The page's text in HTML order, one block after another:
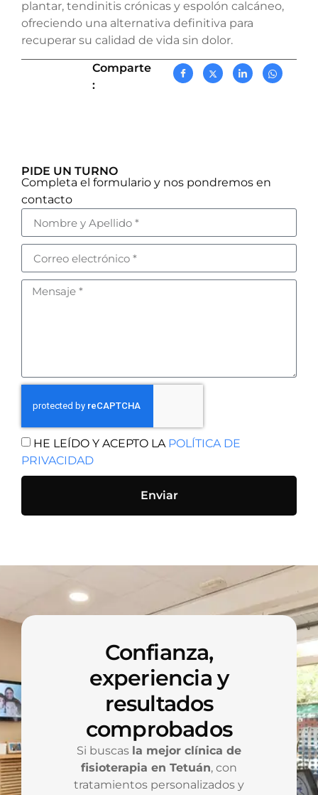
plantar, tendinitis crónicas y espolón calcáneo,
ofreciendo una alternativa definitiva para
recuperar su calidad de vida sin dolor.
Comparte
:
PIDE UN TURNO
Completa el formulario y nos pondremos en
contacto
HE LEÍDO Y ACEPTO LA POLÍTICA DE
PRIVACIDAD
Enviar
Confianza,
experiencia y
resultados
comprobados
Si buscas la mejor clínica de
fisioterapia en Tetuán, con
tratamientos personalizados y